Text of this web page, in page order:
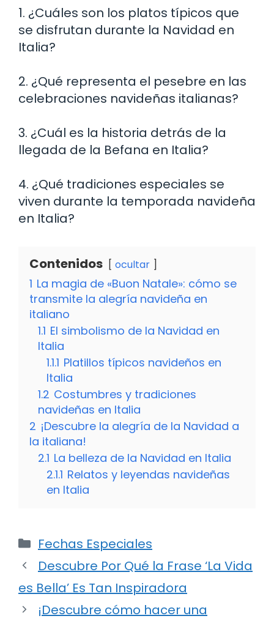
1. ¿Cuáles son los platos típicos que
se disfrutan durante la Navidad en
Italia?
2. ¿Qué representa el pesebre en las
celebraciones navideñas italianas?
3. ¿Cuál es la historia detrás de la
llegada de la Befana en Italia?
4. ¿Qué tradiciones especiales se
viven durante la temporada navideña
en Italia?
Contenidos ocultar
1 La magia de «Buon Natale»: cómo se
transmite la alegría navideña en
italiano
1.1 El simbolismo de la Navidad en
Italia
1.1.1 Platillos típicos navideños en
Italia
1.2 Costumbres y tradiciones
navideñas en Italia
2 ¡Descubre la alegría de la Navidad a
la italiana!
2.1 La belleza de la Navidad en Italia
2.1.1 Relatos y leyendas navideñas
en Italia
Categorías
Fechas Especiales
Descubre Por Qué la Frase ‘La Vida
es Bella’ Es Tan Inspiradora
¡Descubre cómo hacer una